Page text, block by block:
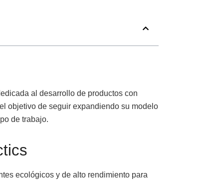
al desarrollo de productos con
objetivo de seguir expandiendo su modelo
de trabajo.
ecológicos y de alto rendimiento para